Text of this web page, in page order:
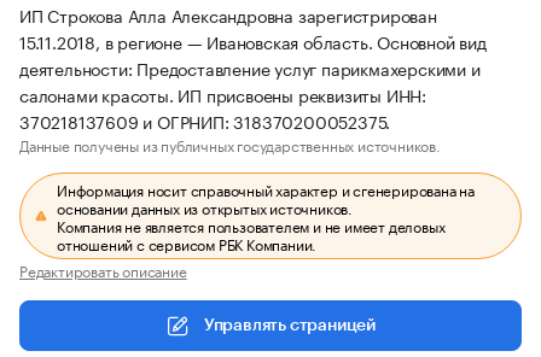
ИП Строкова Алла Александровна зарегистрирован
15.11.2018, в регионе — Ивановская область. Основной вид
деятельности: Предоставление услуг парикмахерскими и
салонами красоты. ИП присвоены реквизиты ИНН:
370218137609 и ОГРНИП: 318370200052375.
Данные получены из публичных государственных источников.
Информация носит справочный характер и сгенерирована на
основании данных из открытых источников.
Компания не является пользователем и не имеет деловых
отношений с сервисом РБК Компании.
Редактировать описание
Управлять страницей